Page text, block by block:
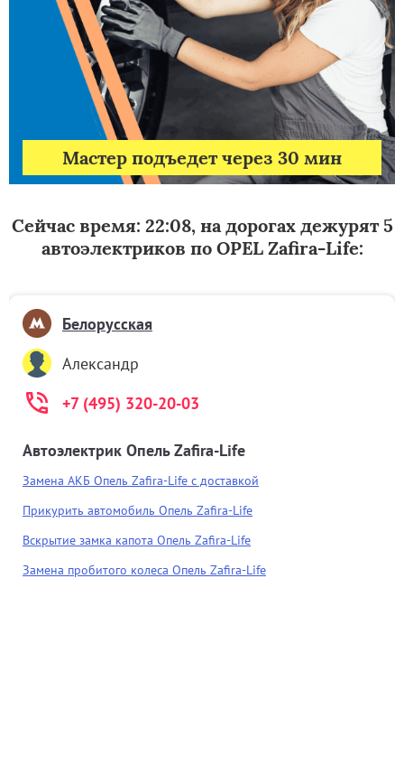
Мастер подъедет через 30 мин
Сейчас время: 22:08, на дорогах дежурят 5
автоэлектриков по OPEL Zafira-Life:
Белорусская
Александр
+7 (495) 320-20-03
Автоэлектрик Опель Zafira-Life
Замена АКБ Опель Zafira-Life с доставкой
Прикурить автомобиль Опель Zafira-Life
Вскрытие замка капота Опель Zafira-Life
Замена пробитого колеса Опель Zafira-Life